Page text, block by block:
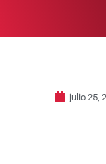
julio 25,